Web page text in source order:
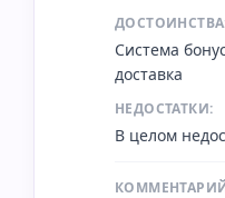
Система
доставка
НЕДОСТАТКИ:
В целом